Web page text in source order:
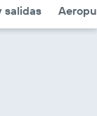
salidas